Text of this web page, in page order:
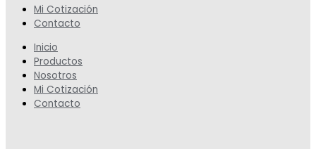
Mi Cotización
Contacto
Inicio
Productos
Nosotros
Mi Cotización
Contacto